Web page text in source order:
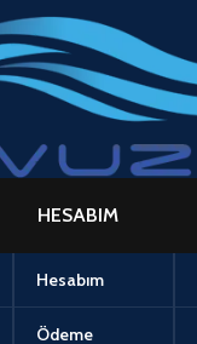
HESABIM
Hesabım
Ödeme